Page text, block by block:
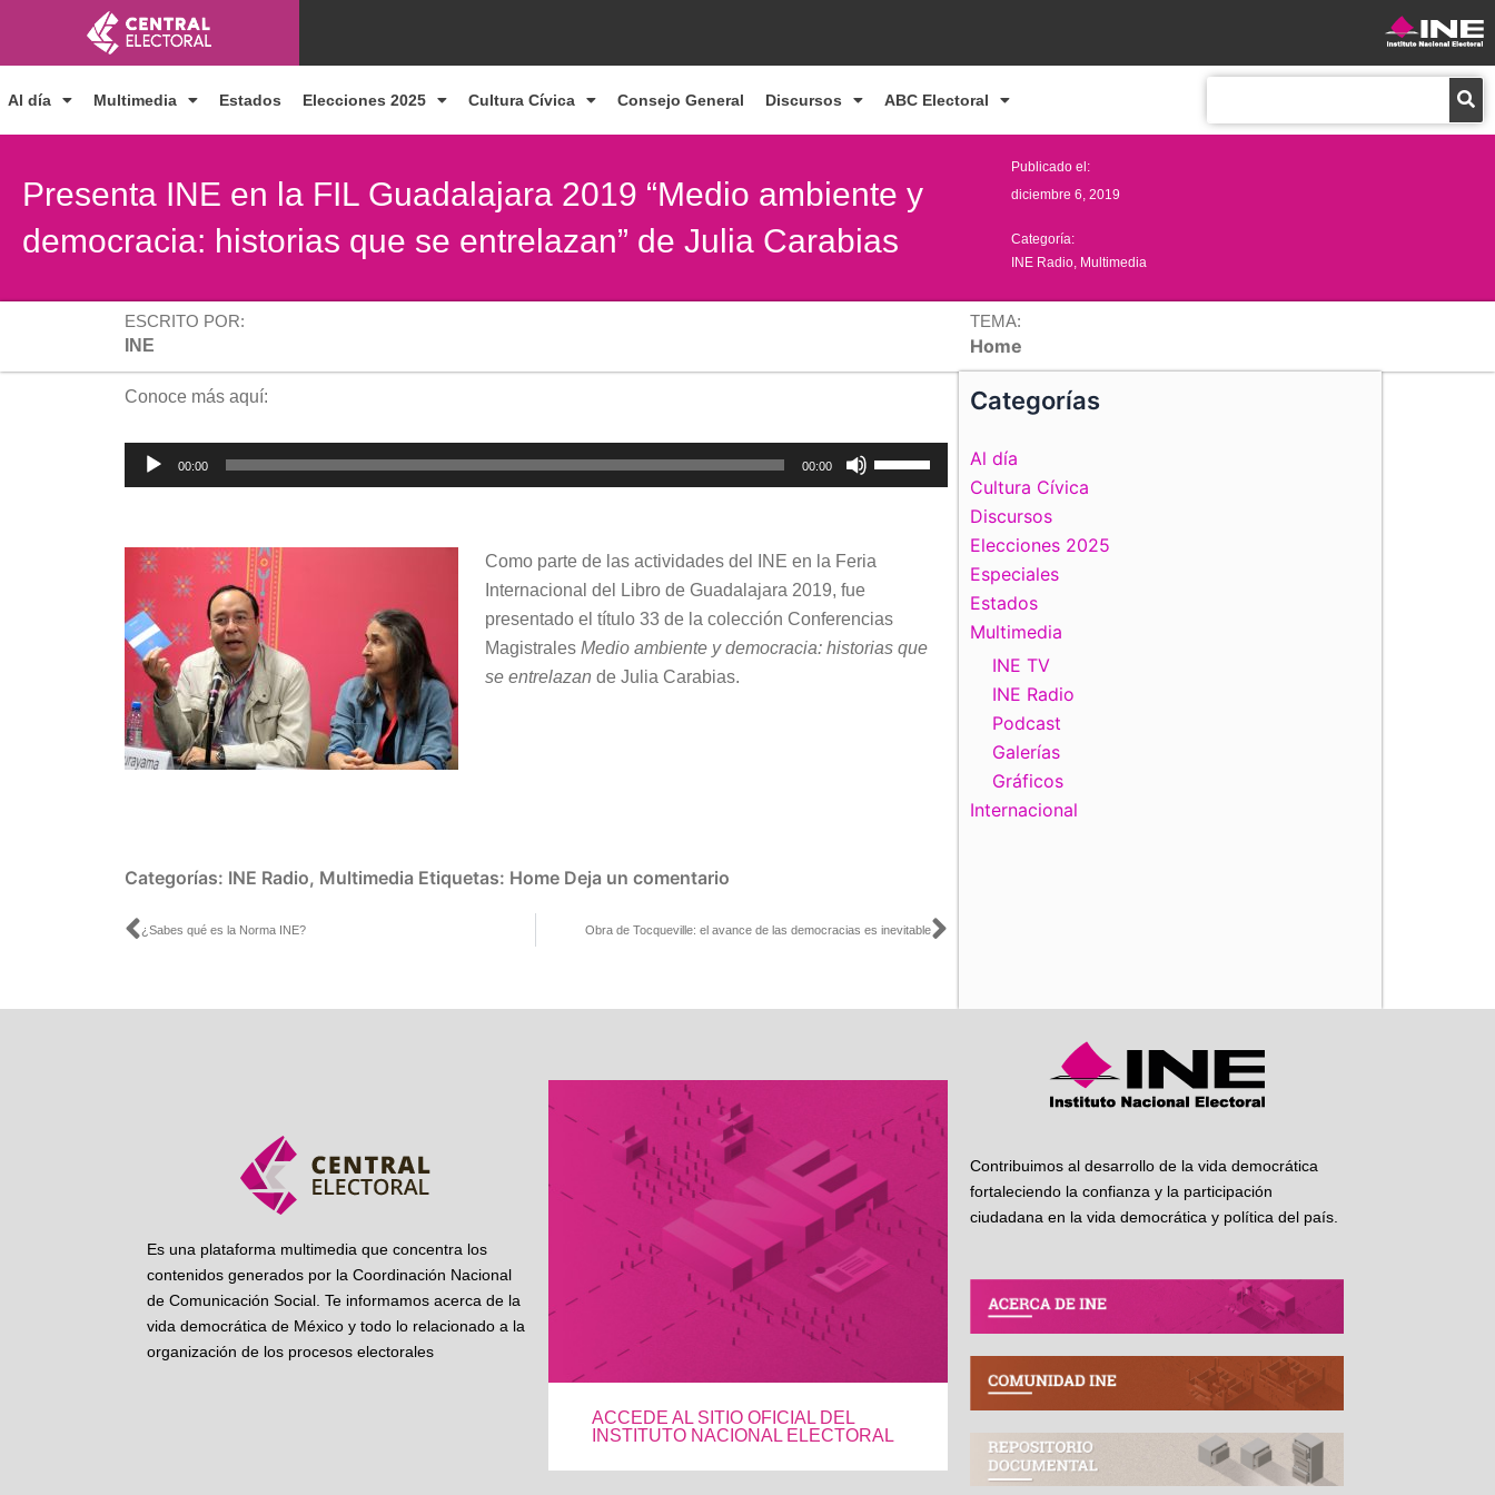
contenido
Al día Multimedia Estados Elecciones 2025 Cultura Cívica Consejo General Discursos ABC Electoral
Presenta INE en la FIL Guadalajara 2019 “Medio ambiente y
democracia: historias que se entrelazan” de Julia Carabias
Publicado el:
diciembre 6, 2019
Categoría:
INE Radio Multimedia
ESCRITO POR:
INE
TEMA:
Home
Conoce más aquí:
Reproductor
de
00:00 00:00
las
flecha
para
aumentar
Como parte de las actividades del INE en la Feria
Internacional del Libro de Guadalajara 2019, fue
presentado el título 33 de la colección Conferencias
Magistrales Medio ambiente y democracia: historias que
se entrelazan de Julia Carabias.
Categorías: INE Radio, Multimedia Etiquetas: Home Deja un comentario
Ant
¿Sabes qué es la Norma INE? Obra de Tocqueville: el avance de las democracias es inevitableSiguiente
Categorías
Al día
Cultura Cívica
Discursos
Elecciones 2025
Especiales
Estados
Multimedia
INE TV
INE Radio
Podcast
Galerías
Gráficos
Internacional
Es una plataforma multimedia que concentra los
contenidos generados por la Coordinación Nacional
de Comunicación Social. Te informamos acerca de la
vida democrática de México y todo lo relacionado a la
organización de los procesos electorales
ACCEDE AL SITIO OFICIAL DEL
INSTITUTO NACIONAL ELECTORAL
Contribuimos al desarrollo de la vida democrática
fortaleciendo la confianza y la participación
ciudadana en la vida democrática y política del país.